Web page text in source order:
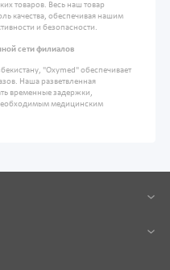
товаров. Весь наш товар
качества, обеспечивая нашим
и безопасности.
сети филиалов
"Oxymed" обеспечивает
Наша разветвленная
временные задержки,
медицинским